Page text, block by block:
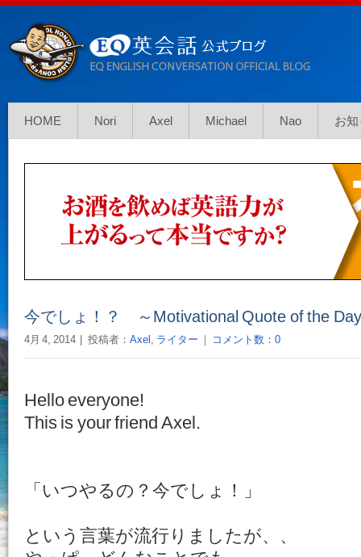
HOME Nori Axel Michael Nao お
今でしょ！？ ～Motivational Quote of the
4月 4, 2014 投稿者：Axel , ライター ｜ コメント数：0
Hello everyone!
This is your friend Axel.
「いつやるの？今でしょ！」
という言葉が流行りましたが、、